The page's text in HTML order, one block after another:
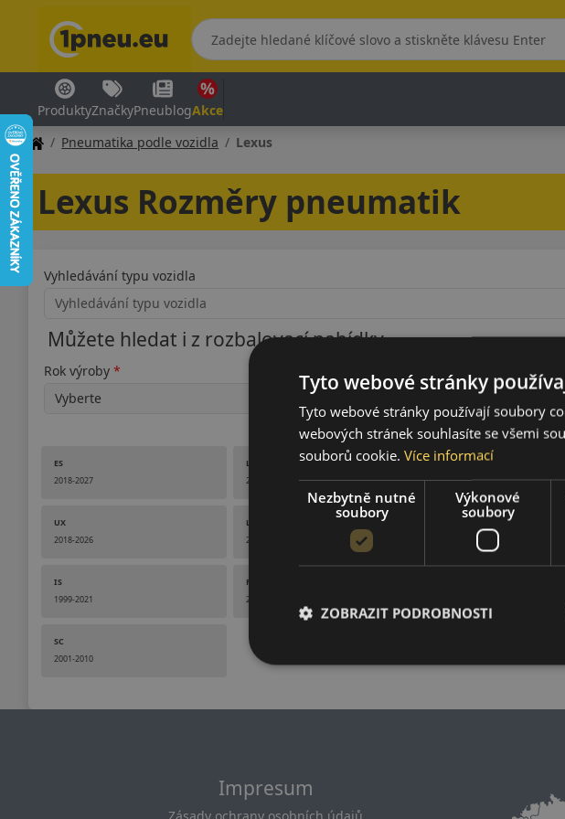
ProduktyZnačkyPneublogAkce
Pneumatika podle vozidla
Lexus
Lexus Rozměry pneumatik
Vyhledávání typu vozidla
Můžete hledat i z rozbalovací nabídky
Rok výroby
ES
2018-2027
LBX
2023-2026
LC
2017-2026
UX
2018-2026
LM
2023-2025
1989-2025
IS
1999-2021
RC
2015-2021
SC
2001-2010
Impresum
Zásady ochrany osobních údajů
Tyto webové stránky
Tyto webové stránky používají soubory
webových stránek souhlasíte se všemi
souborů cookie. Více informací
Nezbytně nutné
soubory
Výkonové
soubory
ZOBRAZIT PODROBNOSTI